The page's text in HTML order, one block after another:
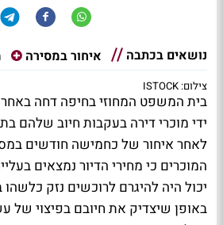
נושאים בכתבה איחור במסירה
צילום: ISTOCK
בית המשפט המחוזי בחיפה דחה
ידי מוכרי דירה בעקבות חיוב שלהם
לאחר איחור של כחמישה חודשים
המוכרים כי מחירי הדיור נמצאים
יכול היה להיגרם לרוכשים נזק
באופן שיצדיק את חיובם בפיצוי של